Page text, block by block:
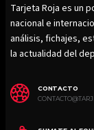
Tarjeta Roja es un
nacional e
análisis, fichajes,
la actualidad del
CONTACTO